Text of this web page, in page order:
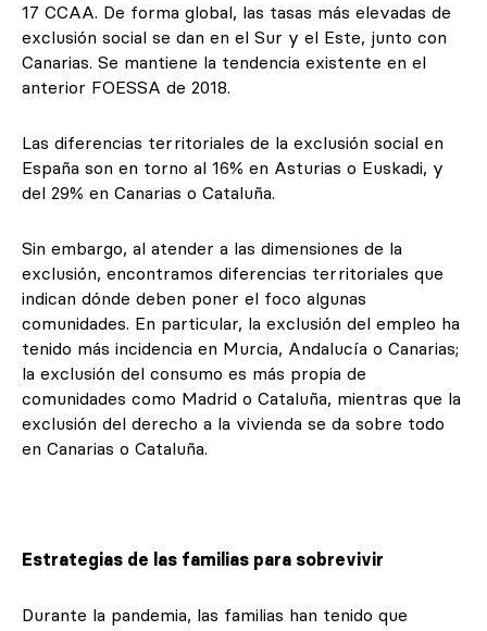
17 CCAA. De forma global, las tasas más elevadas de
exclusión social se dan en el Sur y el Este, junto con
Canarias. Se mantiene la tendencia existente en el
anterior FOESSA de 2018.
Las diferencias territoriales de la exclusión social en
España son en torno al 16% en Asturias o Euskadi, y
del 29% en Canarias o Cataluña.
Sin embargo, al atender a las dimensiones de la
exclusión, encontramos diferencias territoriales que
indican dónde deben poner el foco algunas
comunidades. En particular, la exclusión del empleo ha
tenido más incidencia en Murcia, Andalucía o Canarias;
la exclusión del consumo es más propia de
comunidades como Madrid o Cataluña, mientras que la
exclusión del derecho a la vivienda se da sobre todo
en Canarias o Cataluña.
Estrategias de las familias para sobrevivir
Durante la pandemia, las familias han tenido que